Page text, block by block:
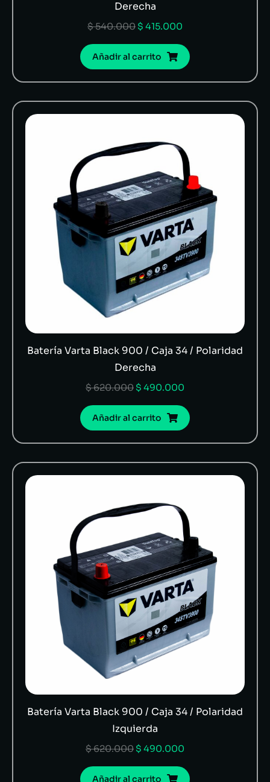
Derecha
$540.000 $ 415.000
Añadir al carrito
Batería Varta Black 900 / Caja 34 / Polaridad
Derecha
$620.000 $ 490.000
Añadir al carrito
Batería Varta Black 900 / Caja 34 / Polaridad
Izquierda
$620.000 $ 490.000
Añadir al carrito